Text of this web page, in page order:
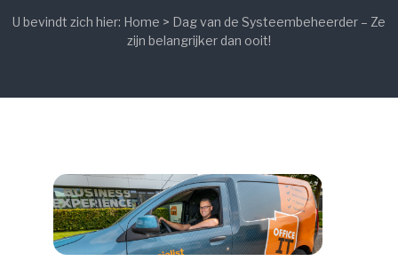
U bevindt zich hier: Home > Dag van de Systeembeheerder – Ze
zijn belangrijker dan ooit!